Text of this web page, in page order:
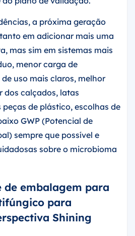
a próxima geração
em adicionar mais uma
mas sim em sistemas mais
menor carga de
uso mais claros, melhor
dos calçados, latas
peças de plástico, escolhas de
GWP (Potencial de
sempre que possível e
sobre o microbioma
de embalagem para
para
Shining